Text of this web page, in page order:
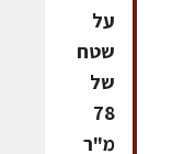
על
שטח
של
78
מ"ר